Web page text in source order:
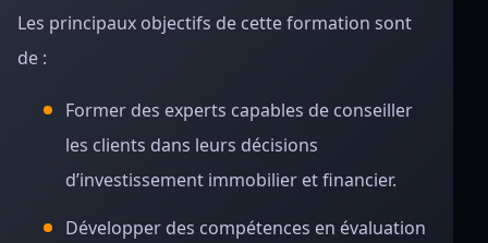
Les principaux objectifs de cette formation sont
de :
Former des experts capables de conseiller
les clients dans leurs décisions
d’investissement immobilier et financier.
Développer des compétences en évaluation